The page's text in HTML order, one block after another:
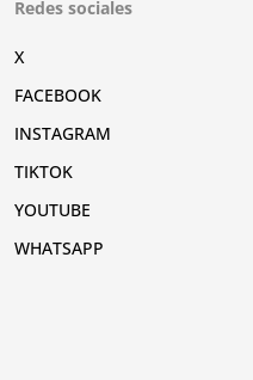
Redes sociales
X
FACEBOOK
INSTAGRAM
TIKTOK
YOUTUBE
WHATSAPP